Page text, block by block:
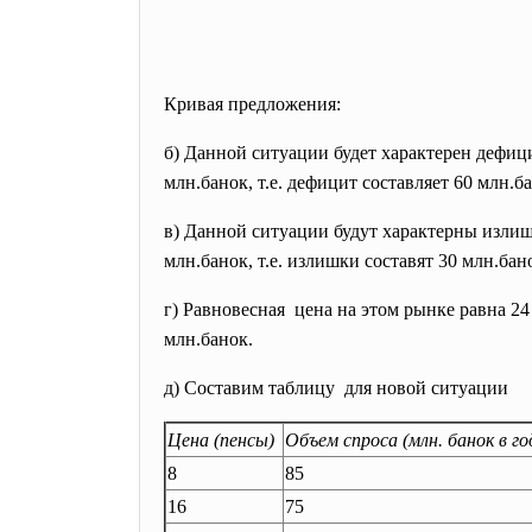
Кривая предложения:
б) Данной ситуации будет характерен
млн.банок, т.е. дефицит составляет 60
в) Данной ситуации будут характерны
млн.банок, т.е. излишки составят 30
г) Равновесная цена на этом рынке равна
млн.банок.
д) Составим таблицу для новой ситуации
Цена (пенсы) Объем спроса (млн. банок в
8
85
16
75